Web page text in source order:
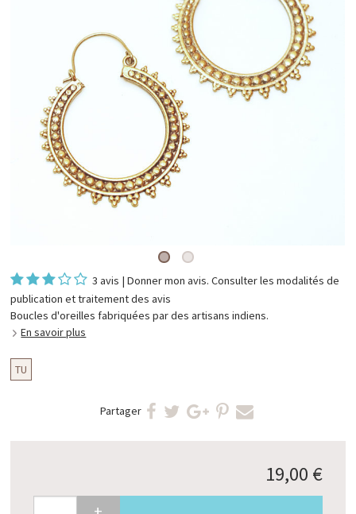
3 avis |Donner mon avis. Consulter lesmodalités de
publication et traitement des avis
Boucles d'oreilles fabriquées par des artisans indiens.
En savoir plus
TU
Partager
19,00 €